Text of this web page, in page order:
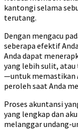
kantongi selama
terutang.
Dengan mengacu
seberapa efektif
Anda dapat
yang lebih sulit,
—untuk memastikan
peroleh saat Anda
Proses akuntansi
yang lengkap dan
melanggar undang-